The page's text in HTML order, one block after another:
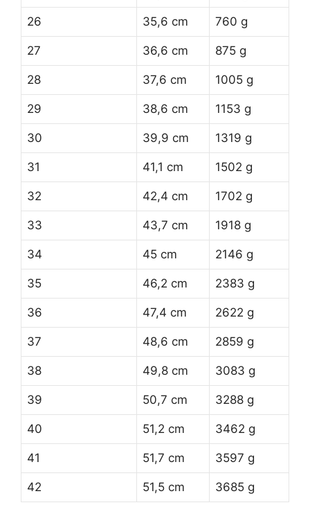
26 35,6 cm 760 g
27 36,6 cm 875 g
28 37,6 cm 1005 g
29 38,6 cm 1153 g
30 39,9 cm 1319 g
31 41,1 cm 1502 g
32 42,4 cm 1702 g
33 43,7 cm 1918 g
34 45 cm 2146 g
35 46,2 cm 2383 g
36 47,4 cm 2622 g
37 48,6 cm 2859 g
38 49,8 cm 3083 g
39 50,7 cm 3288 g
40 51,2 cm 3462 g
41 51,7 cm 3597 g
42 51,5 cm 3685 g